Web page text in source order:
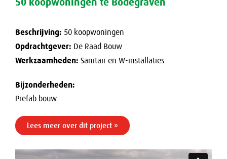
Werken bij
Contact
Beschrijving: 50 koopwoningen
Opdrachtgever: De Raad Bouw
Werkzaamheden: Sanitair en W-installaties
Bijzonderheden:
Prefab bouw
Lees meer over dit project »